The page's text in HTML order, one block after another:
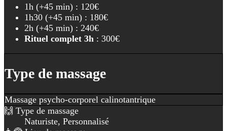
1h (+45 min) : 120€
1h30 (+45 min) : 180€
2h (+45 min) : 240€
Rituel complet 3h : 300€
Type de massage
Massage psycho-corporel calinotantrique
🙌 Type de massage
Naturiste, Personnalisé